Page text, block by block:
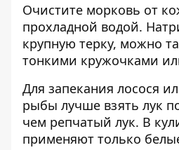
Очистите морковь от
прохладной водой.
крупную терку, можно
тонкими кружочками
Для запекания лосося
рыбы лучше взять лук
чем репчатый лук. В
применяют только